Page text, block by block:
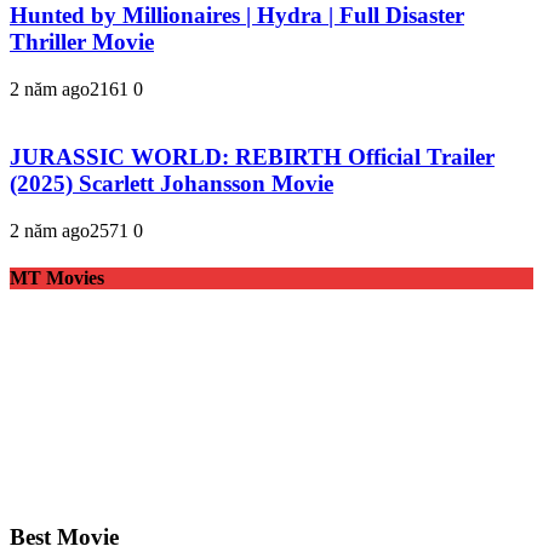
Hunted by Millionaires | Hydra | Full Disaster
Thriller Movie
2 năm ago2161 0
JURASSIC WORLD: REBIRTH Official Trailer
(2025) Scarlett Johansson Movie
2 năm ago2571 0
MT Movies
Best Movie